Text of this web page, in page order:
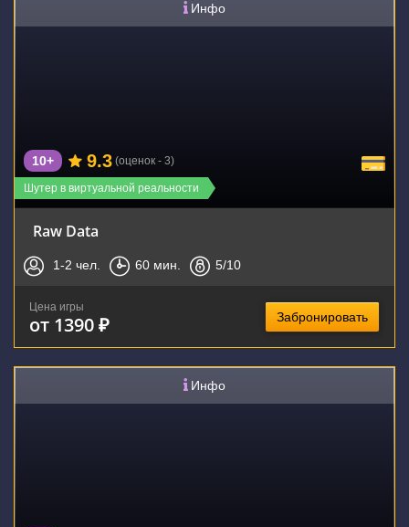
Инфо
Шутер в виртуальной реальности
10+ 9.3 (оценок - 3)
Raw Data
1-2 чел. 60 мин. 5/10
Цена игры
от 1390 ₽ Забронировать
Инфо